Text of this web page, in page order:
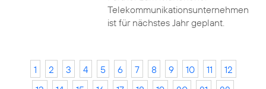
Telekommunikationsunternehmen
ist für nächstes Jahr geplant.
1 2 3 4 5 6 7 8 9 10 11
12